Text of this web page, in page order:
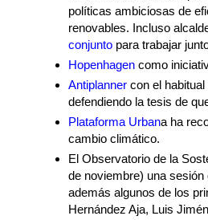
políticas ambiciosas de
renovables. Incluso
conjuntopara trabajar
Hopenhagen como
Antiplanner con el
defendiendo la tesis de
Plataforma Urbana ha
cambio climático.
El Observatorio de la
de noviembre) una sesión
además algunos de los
Hernández Aja, Luis